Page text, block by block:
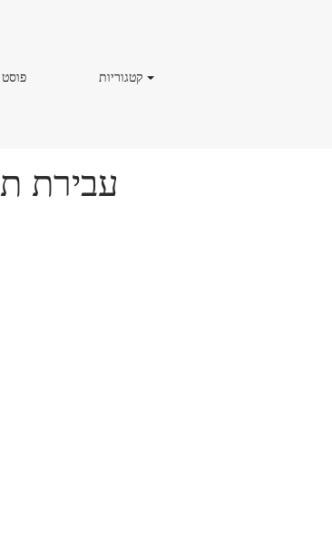
פוסט
קטגוריותקטגוריות
עבירת